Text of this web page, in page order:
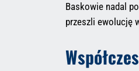
Baskowie nadal
przeszli ewolucję